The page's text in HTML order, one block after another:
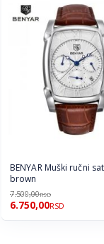
BENYAR Muški ručni
brown
7.500,00RSD
6.750,00RSD